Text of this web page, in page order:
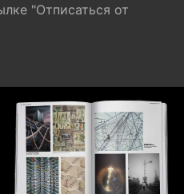
"Отписаться от